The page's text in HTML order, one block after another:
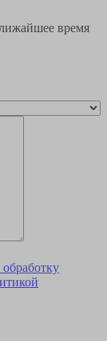
время
обработку